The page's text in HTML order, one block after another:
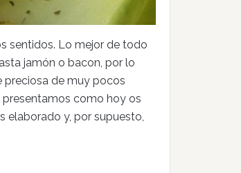
sentidos. Lo mejor de todo
jamón o bacon, por lo
preciosa de muy pocos
presentamos como hoy os
elaborado y, por supuesto,